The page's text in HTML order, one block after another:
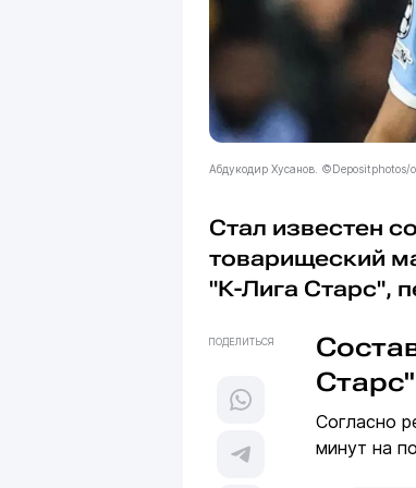
Абдукодир Хусанов. ©Depositphotos/
Стал известен
товарищеский
"К-Лига Старс",
ПОДЕЛИТЬСЯ
Старс"
Согласно
минут на